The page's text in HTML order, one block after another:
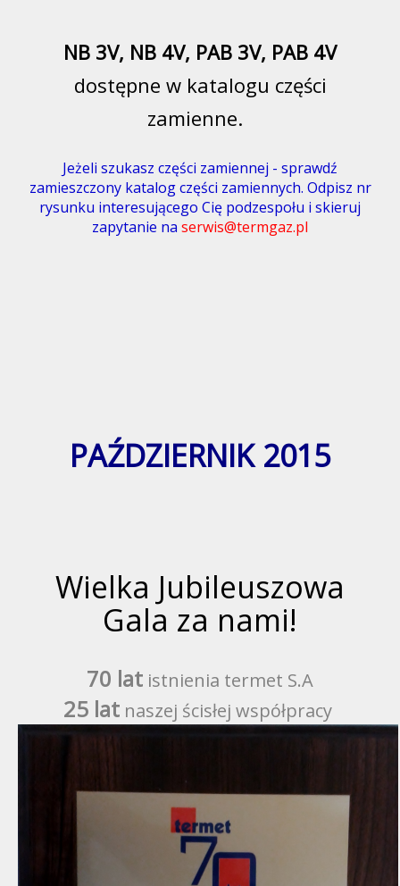
NB 3V, NB 4V, PAB 3V, PAB 4V
dostępne w katalogu części
zamienne.
Jeżeli szukasz części zamiennej - sprawdź
zamieszczony katalog części zamiennych. Odpisz nr
rysunku interesującego Cię podzespołu i skieruj
zapytanie na serwis@termgaz.pl
PAŹDZIERNIK 2015
Wielka Jubileuszowa
Gala za nami!
70 lat istnienia termet S.A
25 lat naszej ścisłej współpracy